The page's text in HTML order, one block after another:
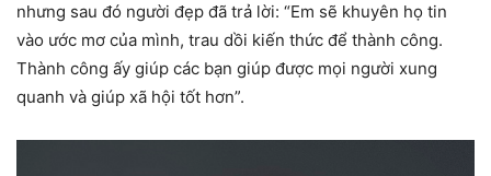
nhưng sau đó người đẹp đã trả lời: “Em sẽ khuyên họ tin
vào ước mơ của mình, trau dồi kiến thức để thành công.
Thành công ấy giúp các bạn giúp được mọi người xung
quanh và giúp xã hội tốt hơn”.